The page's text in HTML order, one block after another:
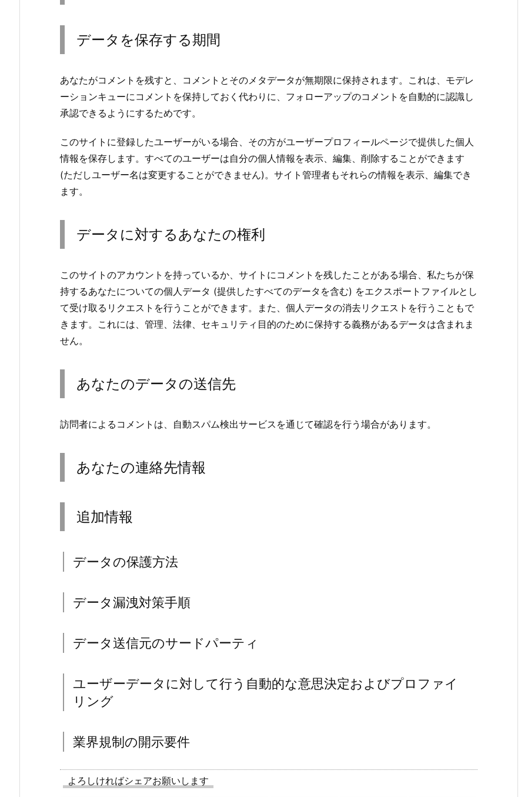
データを保存する期間
あなたがコメントを残すと、コメントとそのメタデータが無期限に保持されます。これは、モデレ
ーションキューにコメントを保持しておく代わりに、フォローアップのコメントを自動的に認識し
承認できるようにするためです。
このサイトに登録したユーザーがいる場合、その方がユーザープロフィールページで提供した個人
情報を保存します。すべてのユーザーは自分の個人情報を表示、編集、削除することができます
(ただしユーザー名は変更することができません)。サイト管理者もそれらの情報を表示、編集でき
ます。
データに対するあなたの権利
このサイトのアカウントを持っているか、サイトにコメントを残したことがある場合、私たちが保
持するあなたについての個人データ (提供したすべてのデータを含む) をエクスポートファイルとし
て受け取るリクエストを行うことができます。また、個人データの消去リクエストを行うこともで
きます。これには、管理、法律、セキュリティ目的のために保持する義務があるデータは含まれま
せん。
あなたのデータの送信先
訪問者によるコメントは、自動スパム検出サービスを通じて確認を行う場合があります。
あなたの連絡先情報
追加情報
データの保護方法
データ漏洩対策手順
データ送信元のサードパーティ
ユーザーデータに対して行う自動的な意思決定およびプロファイ
リング
業界規制の開示要件
よろしければシェアお願いします